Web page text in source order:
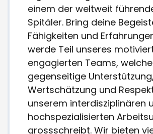
einem der weltweit
Spitäler. Bring deine
Fähigkeiten und
werde Teil unseres
engagierten Teams,
gegenseitige Unterstützung,
Wertschätzung und
unserem interdisziplinären
hochspezialisierten
grossschreibt. Wir bieten